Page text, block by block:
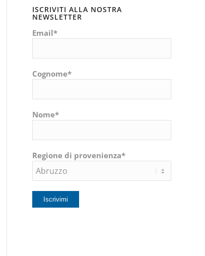
ISCRIVITI ALLA NOSTRA
NEWSLETTER
Email*
Cognome*
Nome*
Regione di provenienza*